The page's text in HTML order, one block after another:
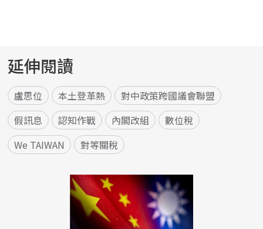
延伸閱讀
盧思位 本土登革熱
對中政策跨國議會聯盟
假訊息
認知作戰 內閣改組
數位稅
We TAIWAN
對等關稅